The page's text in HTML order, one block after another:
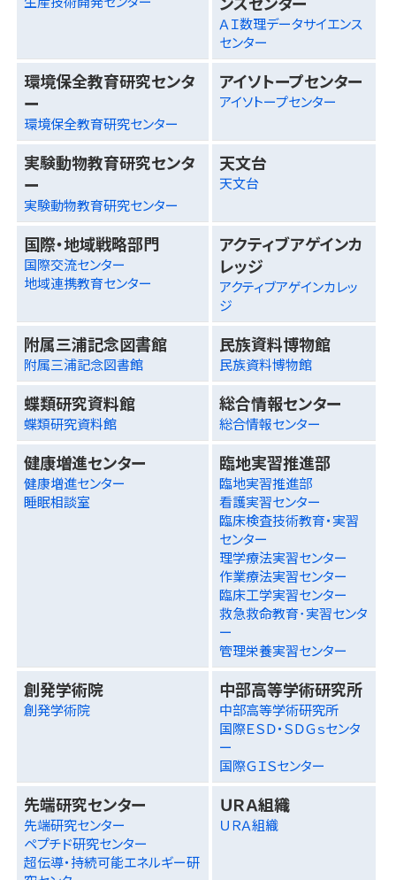
ＡＩ数理データサイエンス
センター
環境保全教育研究センタ
ー
環境保全教育研究センター
アイソトープセンター
アイソトープセンター
実験動物教育研究センタ
ー
実験動物教育研究センター
天文台
天文台
国際・地域戦略部門
国際交流センター
地域連携教育センター
アクティブアゲインカ
レッジ
アクティブアゲインカレッ
ジ
附属三浦記念図書館
附属三浦記念図書館
民族資料博物館
民族資料博物館
蝶類研究資料館
蝶類研究資料館
総合情報センター
総合情報センター
健康増進センター
健康増進センター
睡眠相談室
臨地実習推進部
臨地実習推進部
看護実習センター
臨床検査技術教育・実習
センター
理学療法実習センター
作業療法実習センター
臨床工学実習センター
救急救命教育･実習センタ
ー
管理栄養実習センター
創発学術院
創発学術院
中部高等学術研究所
中部高等学術研究所
国際ＥＳＤ・ＳＤＧｓセンタ
ー
国際ＧＩＳセンター
先端研究センター
先端研究センター
ペプチド研究センター
超伝導・持続可能エネルギー研
ＵＲＡ組織
ＵＲＡ組織